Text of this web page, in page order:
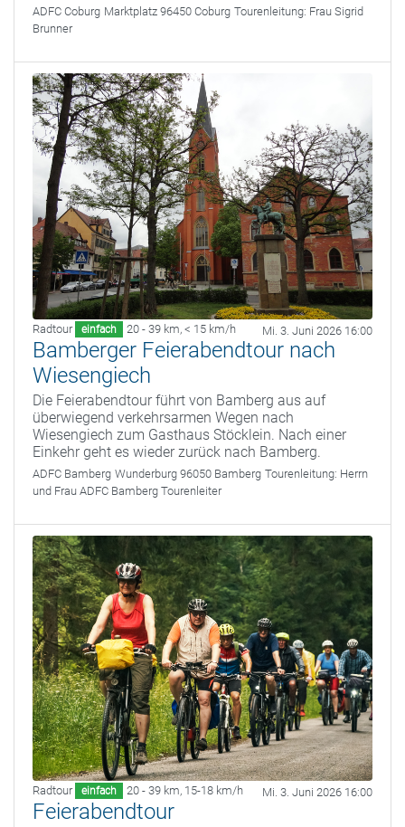
ADFC Coburg Marktplatz 96450 Coburg Tourenleitung: Frau Sigrid
Brunner
Radtour einfach 20 - 39 km, < 15 km/h Mi. 3. Juni 2026 16:00
Bamberger Feierabendtour nach
Wiesengiech
Die Feierabendtour führt von Bamberg aus auf
überwiegend verkehrsarmen Wegen nach
Wiesengiech zum Gasthaus Stöcklein. Nach einer
Einkehr geht es wieder zurück nach Bamberg.
ADFC Bamberg Wunderburg 96050 Bamberg Tourenleitung: Herrn
und Frau ADFC Bamberg Tourenleiter
Radtour einfach 20 - 39 km, 15-18 km/h Mi. 3. Juni 2026 16:00
Feierabendtour